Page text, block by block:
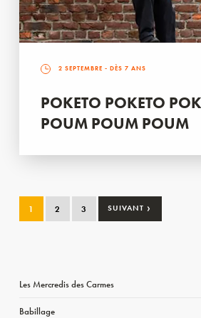
2 SEPTEMBRE - DÈS 7 ANS
POKETO POKETO
POUM POUM POUM
1 2 3 SUIVANT ›
Les Mercredis des Carmes
Babillage